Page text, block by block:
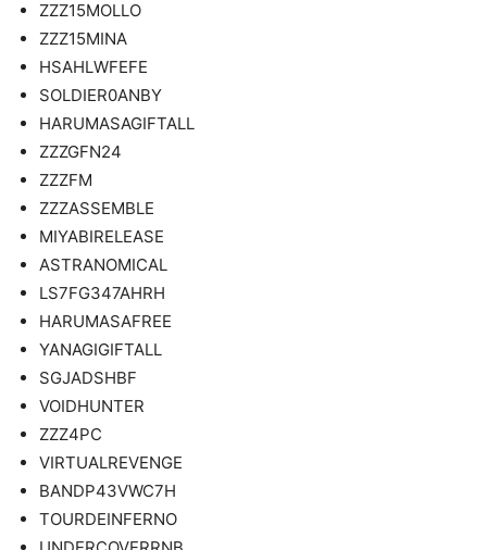
ZZZ15MOLLO
ZZZ15MINA
HSAHLWFEFE
SOLDIER0ANBY
HARUMASAGIFTALL
ZZZGFN24
ZZZFM
ZZZASSEMBLE
MIYABIRELEASE
ASTRANOMICAL
LS7FG347AHRH
HARUMASAFREE
YANAGIGIFTALL
SGJADSHBF
VOIDHUNTER
ZZZ4PC
VIRTUALREVENGE
BANDP43VWC7H
TOURDEINFERNO